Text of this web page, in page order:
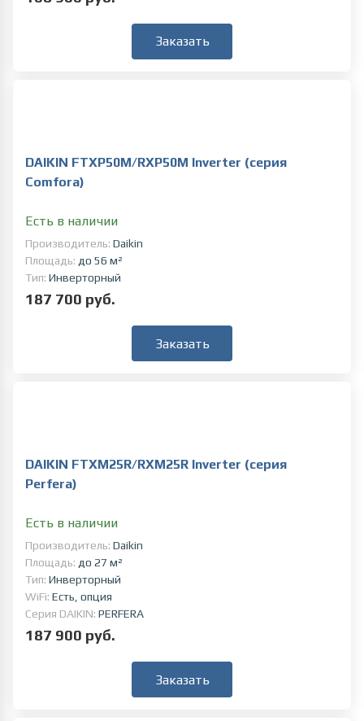
Заказать
DAIKIN FTXP50M/RXP50M Inverter (серия
Comfora)
Есть в наличии
Производитель: Daikin
Площадь: до 56 м²
Тип: Инверторный
187 700 руб.
Заказать
DAIKIN FTXM25R/RXM25R Inverter (серия
Perfera)
Есть в наличии
Производитель: Daikin
Площадь: до 27 м²
Тип: Инверторный
WiFi: Есть, опция
Серия DAIKIN: PERFERA
187 900 руб.
Заказать